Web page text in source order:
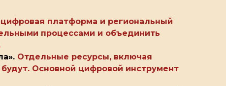
платформа и региональный
процессами и объединить
Отдельные ресурсы, включая
Основной цифровой инструмент